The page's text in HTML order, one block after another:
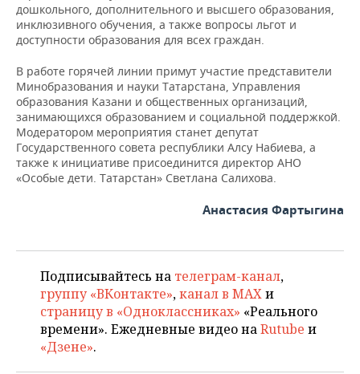
ОПК
ЭНЕРГЕТИКА
УСЛУГИ
МЕДИА
ТЕЛЕКОММУНИКАЦИИ
ВЫЕЗДНАЯ РЕДАКЦИЯ
БИЗНЕС-БРАНЧИ
ONLINE-КОНФЕРЕНЦИИ
ОТКРЫТАЯ ЛЕКЦИЯ
НОВОСТИ СПОРТА
ФУТБОЛ
ХОККЕЙ
БАСКЕТБОЛ
ВОЛЕЙБОЛ
ВОДНЫЕ ВИДЫ СПОРТА
ХОККЕЙ С МЯЧОМ
ОБЩЕСТВО
НОВОСТИ ОБЩЕСТВА
ВЛАСТЬ
ИНФРАСТРУКТУРА
ИСТОРИЯ
ОБРАЗОВАНИЕ
ПРОИСШЕСТВИЯ
ФОТОГАЛЕРЕЯ
СЮЖЕТЫ
СПРАВОЧНИК
СПИСОК ПЕРСОН
ПОЛНАЯ ВЕРСИЯ
дошкольного, дополнительного и высшего образования,
инклюзивного обучения, а также вопросы льгот и
доступности образования для всех граждан.
В работе горячей линии примут участие представители
Минобразования и науки Татарстана, Управления
образования Казани и общественных организаций,
занимающихся образованием и социальной поддержкой.
Модератором мероприятия станет депутат
Государственного совета республики Алсу Набиева, а
также к инициативе присоединится директор АНО
«Особые дети. Татарстан» Светлана Салихова.
Анастасия Фартыгина
Подписывайтесь на телеграм-канал,
группу «ВКонтакте»,канал в MAXи
страницу в «Одноклассниках» «Реального
времени». Ежедневные видео наRutube и
«Дзене».